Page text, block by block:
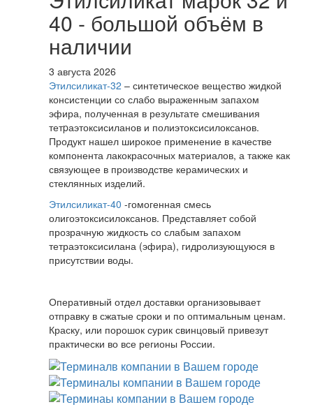
40 - большой объём в
наличии
3 августа 2026
Этилсиликат-32 – синтетическое вещество жидкой
консистенции со слабо выраженным запахом
эфира, полученная в результате смешивания
тетpаэтоксисиланов и полиэтоксисилоксанов.
Продукт нашел широкое применение в качестве
компонента лакокрасочных материалов, а также как
связующее в производстве керамических и
стеклянных изделий.
Этилсиликат-40 -гомогенная смесь
олигоэтоксисилоксанов. Представляет собой
прозрачную жидкость со слабым запахом
тетраэтоксисилана (эфира), гидролизующуюся в
присутствии воды.
Оперативный отдел доставки организовывает
отправку в сжатые сроки и по оптимальным ценам.
Краску, или порошок сурик свинцовый привезут
практически во все регионы России.